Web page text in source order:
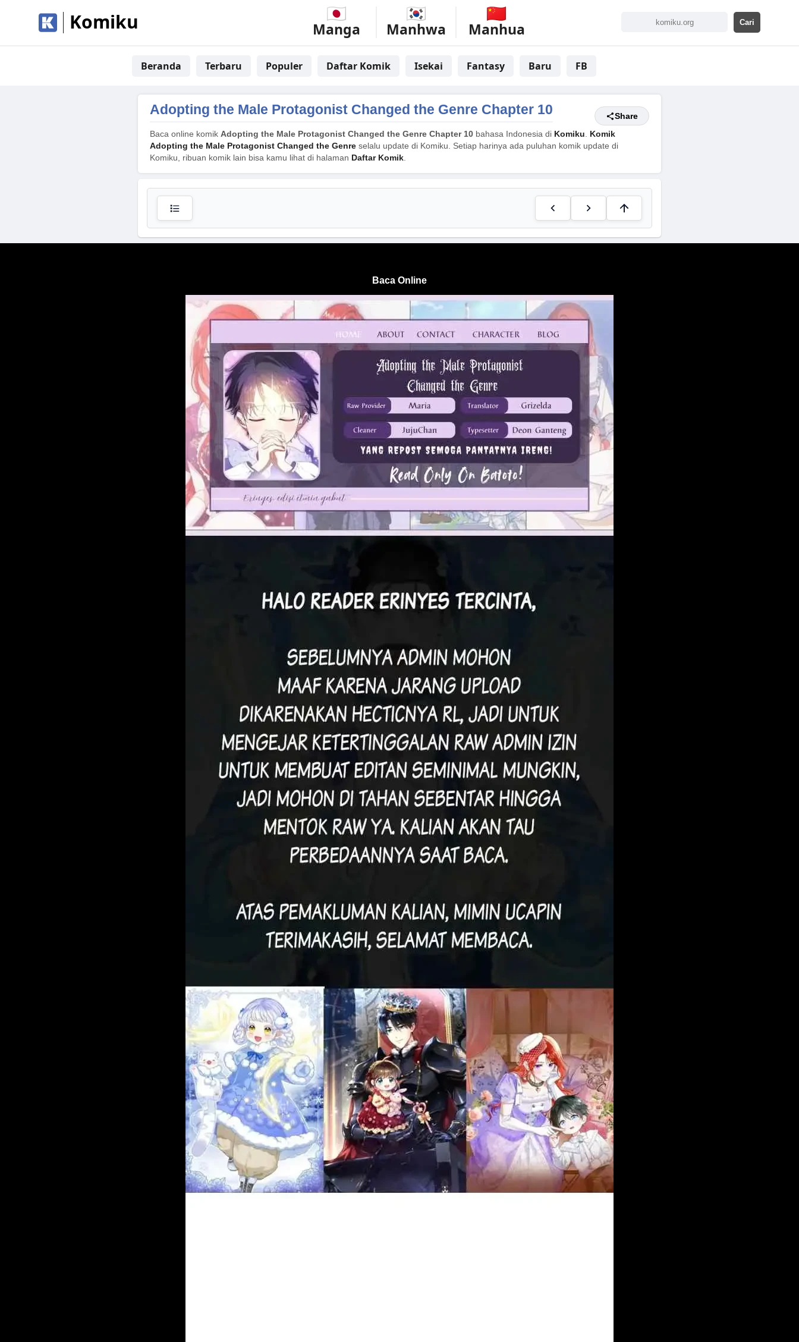
Komiku Manga Manhwa Manhua
Beranda Terbaru Populer Daftar Komik Isekai Fantasy Baru FB
Adopting the Male Protagonist Changed the Genre Chapter 10 Share
Baca online komik Adopting the Male Protagonist Changed the Genre Chapter 10 bahasa Indonesia di Komiku. Komik
Adopting the Male Protagonist Changed the Genre selalu update di Komiku. Setiap harinya ada puluhan komik update di
Komiku, ribuan komik lain bisa kamu lihat di halaman Daftar Komik.
Baca Online